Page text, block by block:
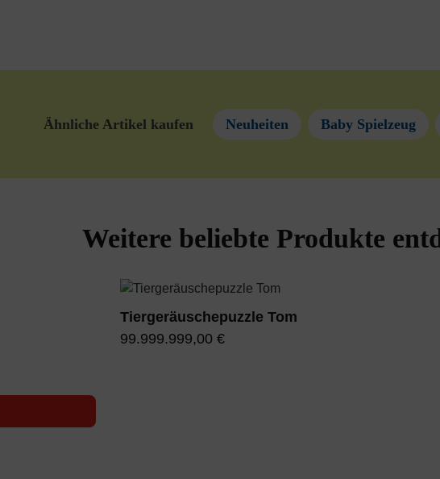
Ähnliche Artikel kaufen Neuheiten Baby Spielzeug
Weitere beliebte Produkte
Tiergeräuschepuzzle Tom
99.999.999,00 €